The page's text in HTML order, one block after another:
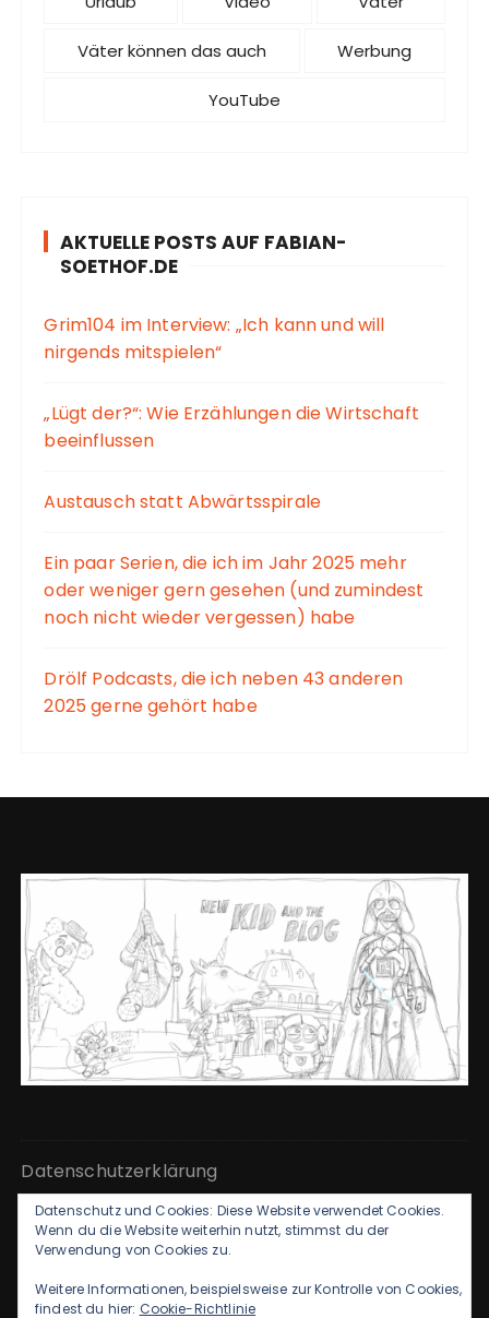
Väter können das auch Werbung
YouTube
AKTUELLE POSTS AUF FABIAN-
SOETHOF.DE
Grim104 im Interview: „Ich kann und will
nirgends mitspielen“
„Lügt der?“: Wie Erzählungen die Wirtschaft
beeinflussen
Austausch statt Abwärtsspirale
Ein paar Serien, die ich im Jahr 2025 mehr
oder weniger gern gesehen (und zumindest
noch nicht wieder vergessen) habe
Drölf Podcasts, die ich neben 43 anderen
2025 gerne gehört habe
Datenschutzerklärung
Kontakt & Impressum
Datenschutz und Cookies: Diese Website verwendet Cookies.
Wenn du die Website weiterhin nutzt, stimmst du der
Verwendung von Cookies zu.
Weitere Informationen, beispielsweise zur Kontrolle von Cookies,
findest du hier: Cookie-Richtlinie